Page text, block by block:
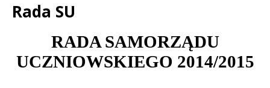
Rada SU
RADA SAMORZĄDU
UCZNIOWSKIEGO 2014/2015